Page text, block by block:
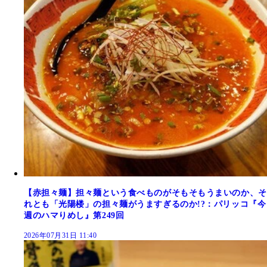
【赤担々麺】担々麺という食べものがそもそもうまいのか、そ
れとも「光陽楼」の担々麺がうますぎるのか!?：パリッコ『今
週のハマりめし』第249回
2026年07月31日 11:40